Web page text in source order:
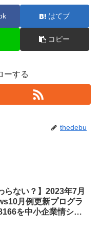
はてブ
コピー
ーする
thedebu
らない？】2023年7月
月例更新プログラ
を中小企業情シス